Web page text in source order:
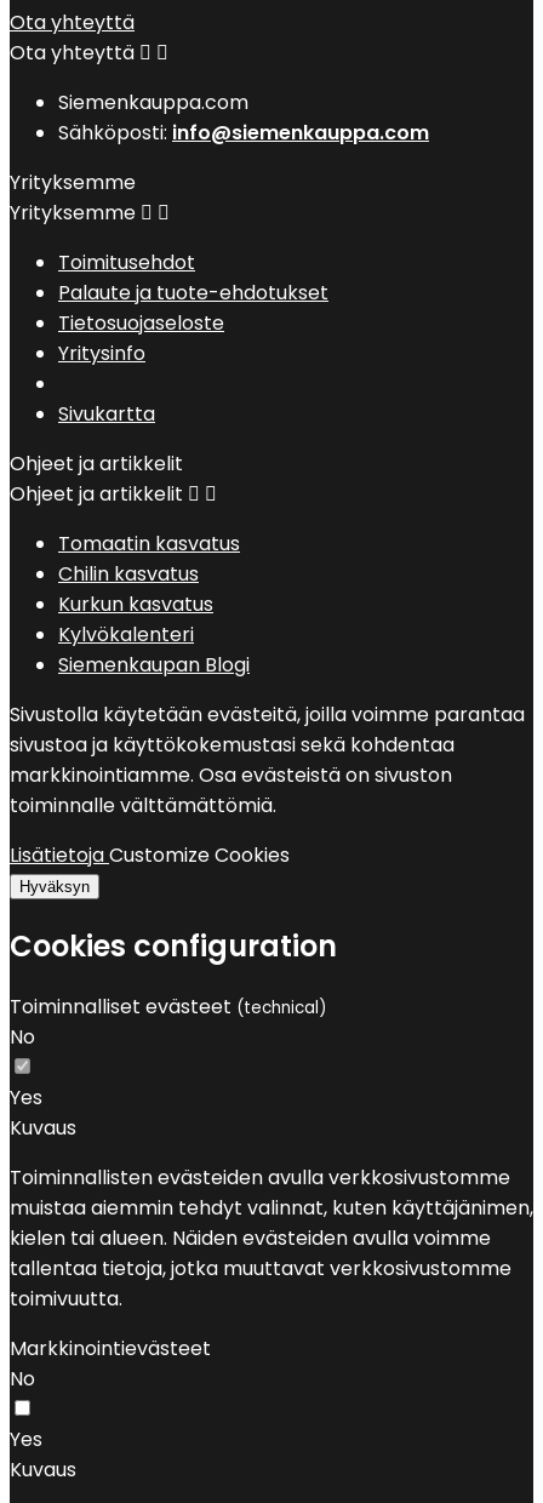
Ota yhteyttä
Ota yhteyttä  
Siemenkauppa.com
Sähköposti: info@siemenkauppa.com
Yrityksemme
Yrityksemme  
Toimitusehdot
Palaute ja tuote-ehdotukset
Tietosuojaseloste
Yritysinfo
Sivukartta
Ohjeet ja artikkelit
Ohjeet ja artikkelit  
Tomaatin kasvatus
Chilin kasvatus
Kurkun kasvatus
Kylvökalenteri
Siemenkaupan Blogi
Sivustolla käytetään evästeitä, joilla voimme parantaa
sivustoa ja käyttökokemustasi sekä kohdentaa
markkinointiamme. Osa evästeistä on sivuston
toiminnalle välttämättömiä.
LisätietojaCustomize Cookies
Hyväksyn
Cookies configuration
Toiminnalliset evästeet (technical)
No
Yes
Kuvaus
Toiminnallisten evästeiden avulla verkkosivustomme
muistaa aiemmin tehdyt valinnat, kuten käyttäjänimen,
kielen tai alueen. Näiden evästeiden avulla voimme
tallentaa tietoja, jotka muuttavat verkkosivustomme
toimivuutta.
Markkinointievästeet
No
Yes
Kuvaus